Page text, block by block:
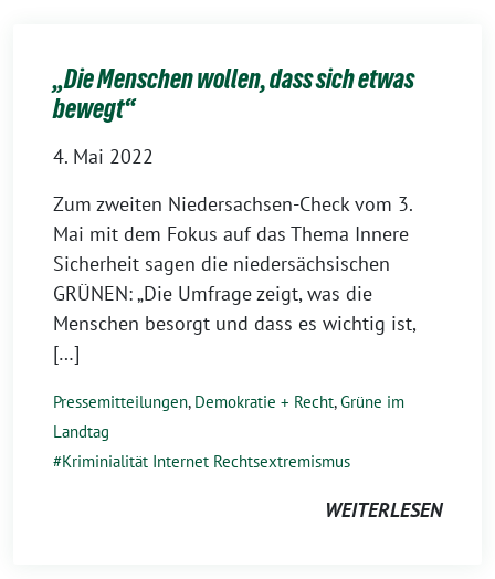
„Die Menschen wollen, dass sich etwas
bewegt“
4. Mai 2022
Zum zweiten Niedersachsen-Check vom 3.
Mai mit dem Fokus auf das Thema Innere
Sicherheit sagen die niedersächsischen
GRÜNEN: „Die Umfrage zeigt, was die
Menschen besorgt und dass es wichtig ist,
[…]
Pressemitteilungen, Demokratie + Recht,Grüne im
Landtag
Kriminialität Internet Rechtsextremismus
WEITERLESEN